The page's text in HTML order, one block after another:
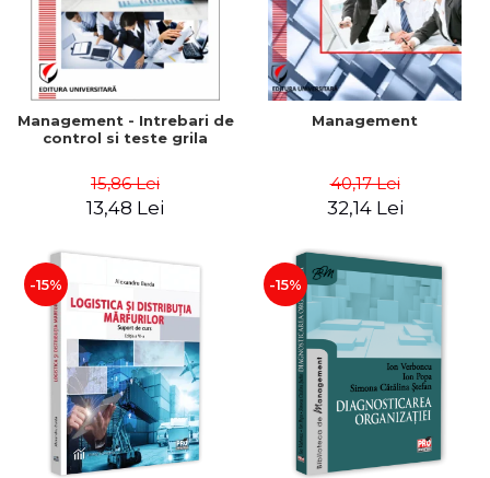
Management - Intrebari de
control si teste grila
15,86 Lei
13,48 Lei
Management
40,17 Lei
32,14 Lei
-15% -15%